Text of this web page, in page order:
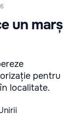
un marș
pentru
localitate.